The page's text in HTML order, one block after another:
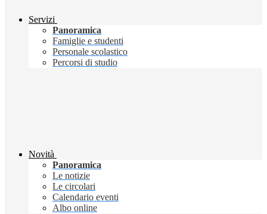
Servizi
Panoramica
Famiglie e studenti
Personale scolastico
Percorsi di studio
Novità
Panoramica
Le notizie
Le circolari
Calendario eventi
Albo online